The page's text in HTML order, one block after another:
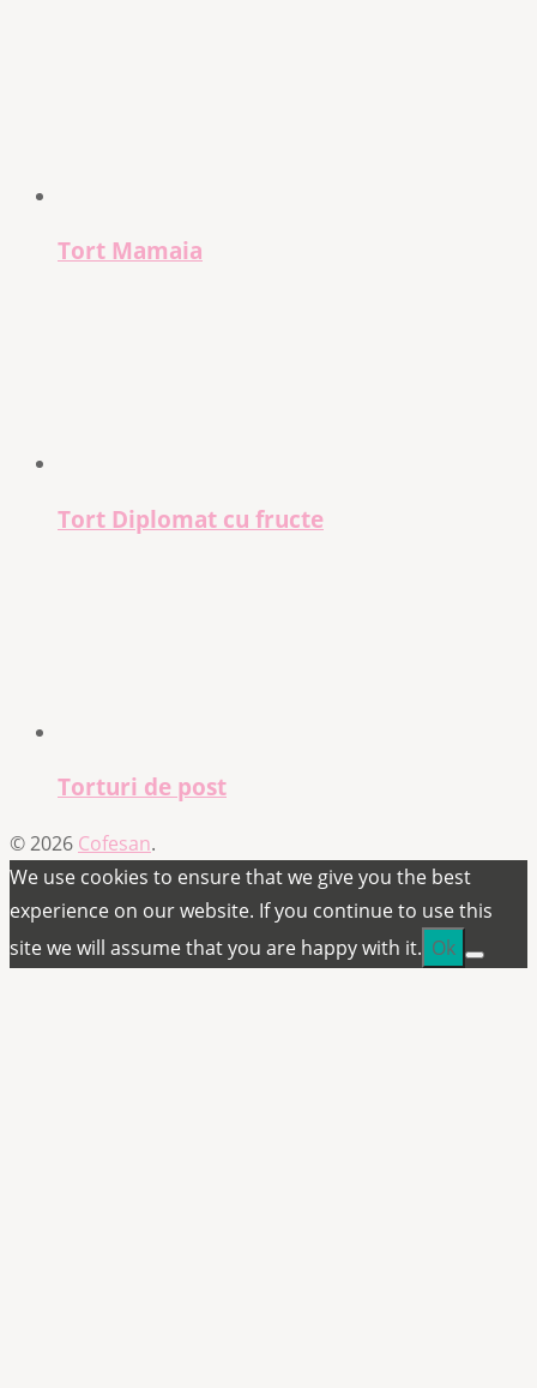
Tort Mamaia
Tort Diplomat cu fructe
Torturi de post
© 2026 Cofesan.
We use cookies to ensure that we give you the best
experience on our website. If you continue to use this
site we will assume that you are happy with it. Ok